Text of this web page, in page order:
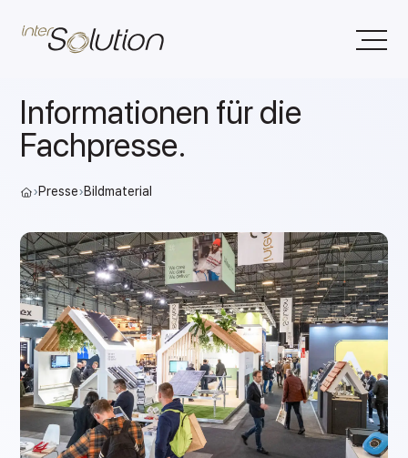
Informationen für die
Fachpresse.
›Presse›Bildmaterial